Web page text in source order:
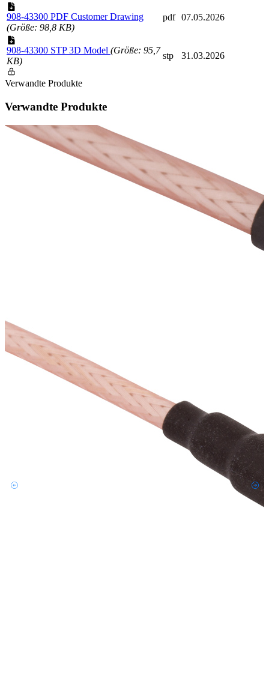
908-43300 PDF Customer Drawing
(Größe: 98,8 KB)
pdf 07.05.2026
908-43300 STP 3D Model (Größe: 95,7
KB)
stp 31.03.2026
Verwandte Produkte
Verwandte Produkte